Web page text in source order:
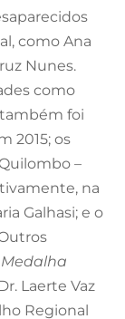
como Ana
Nunes.
como
foi
2015; os
–
na
Galhasi; e o
Medalha
Laerte Vaz
Regional